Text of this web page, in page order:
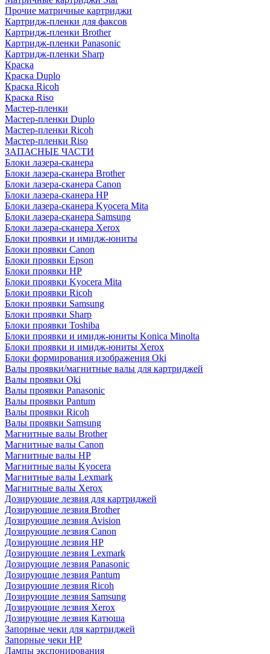
Прочие матричные картриджи
Картридж-пленки для факсов
Картридж-пленки Brother
Картридж-пленки Panasonic
Картридж-пленки Sharp
Краска
Краска Duplo
Краска Ricoh
Краска Riso
Мастер-пленки
Мастер-пленки Duplo
Мастер-пленки Ricoh
Мастер-пленки Riso
ЗАПАСНЫЕ ЧАСТИ
Блоки лазера-сканера
Блоки лазера-сканера Brother
Блоки лазера-сканера Canon
Блоки лазера-сканера HP
Блоки лазера-сканера Kyocera Mita
Блоки лазера-сканера Samsung
Блоки лазера-сканера Xerox
Блоки проявки и имидж-юниты
Блоки проявки Canon
Блоки проявки Epson
Блоки проявки HP
Блоки проявки Kyocera Mita
Блоки проявки Ricoh
Блоки проявки Samsung
Блоки проявки Sharp
Блоки проявки Toshiba
Блоки проявки и имидж-юниты Konica Minolta
Блоки проявки и имидж-юниты Xerox
Блоки формирования изображения Oki
Валы проявки/магнитные валы для картриджей
Валы проявки Oki
Валы проявки Panasonic
Валы проявки Pantum
Валы проявки Ricoh
Валы проявки Samsung
Магнитные валы Brother
Магнитные валы Canon
Магнитные валы HP
Магнитные валы Kyocera
Магнитные валы Lexmark
Магнитные валы Xerox
Дозирующие лезвия для картриджей
Дозирующие лезвия Brother
Дозирующие лезвия Avision
Дозирующие лезвия Canon
Дозирующие лезвия HP
Дозирующие лезвия Lexmark
Дозирующие лезвия Panasonic
Дозирующие лезвия Pantum
Дозирующие лезвия Ricoh
Дозирующие лезвия Samsung
Дозирующие лезвия Xerox
Дозирующие лезвия Катюша
Запорные чеки для картриджей
Запорные чеки HP
Лампы экспонирования